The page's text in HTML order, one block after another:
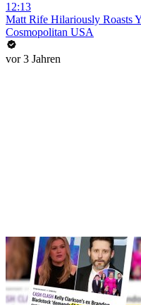
12:13
Matt Rife Hilariously Roasts
Cosmopolitan USA
vor 3 Jahren